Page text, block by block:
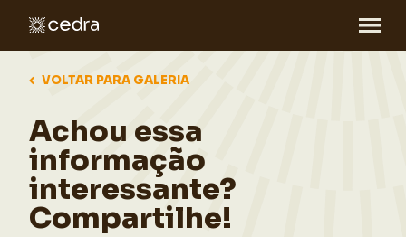
VOLTAR PARA GALERIA
Achou essa
informação
interessante?
Compartilhe!